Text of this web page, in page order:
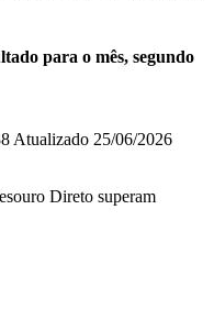
para o mês, segundo
Atualizado 25/06/2026